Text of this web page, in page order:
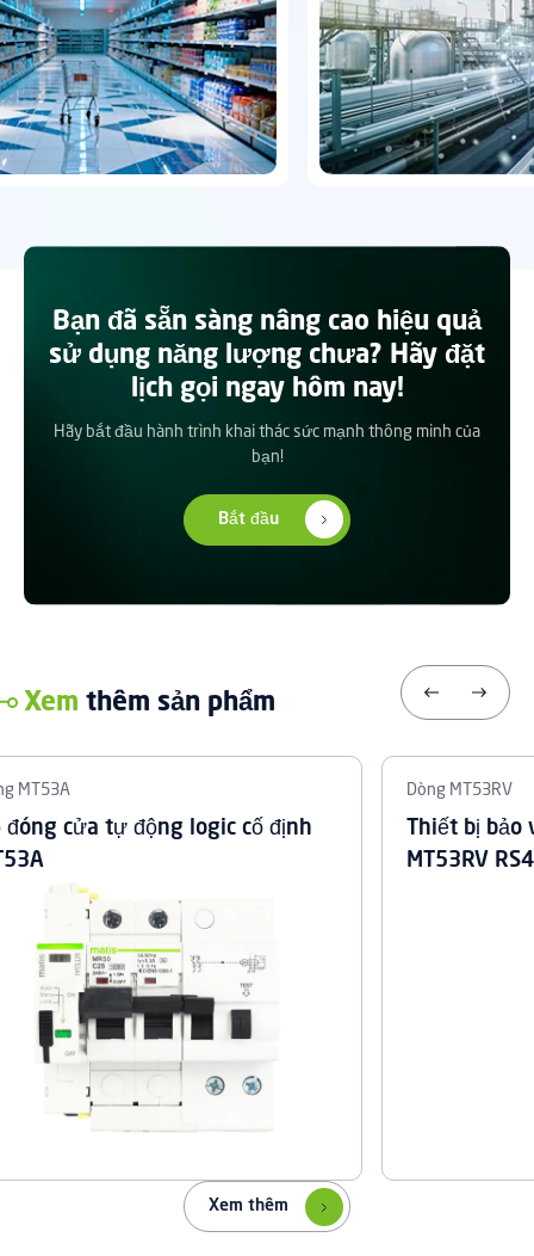
Bạn đã sẵn sàng nâng cao hiệu quả
sử dụng năng lượng chưa? Hãy đặt
lịch gọi ngay hôm nay!
Hãy bắt đầu hành trình khai thác sức mạnh thông minh của
bạn!
Bắt đầu
Xem thêm sản phẩm
MT53A
đóng cửa tự động logic cố định
Dòng MT53RV
Thiết bị bảo
MT53RV
Xem thêm